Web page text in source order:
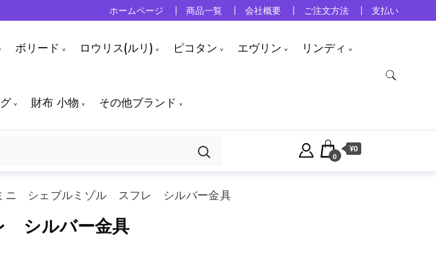
ホームページ 商品一覧 会社概要 ご注文方法 支払い
ボリード ロウリス(ルリ) ピコタン エヴリン リンディ
財布 小物 その他ブランド
0
¥0
シェブルミゾル スフレ シルバー金具
シルバー金具